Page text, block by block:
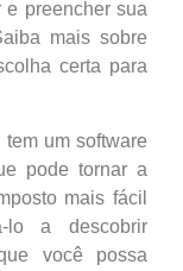
e preencher sua
mais sobre
certa para
um software
pode tornar a
mais fácil
lo a descobrir
você possa